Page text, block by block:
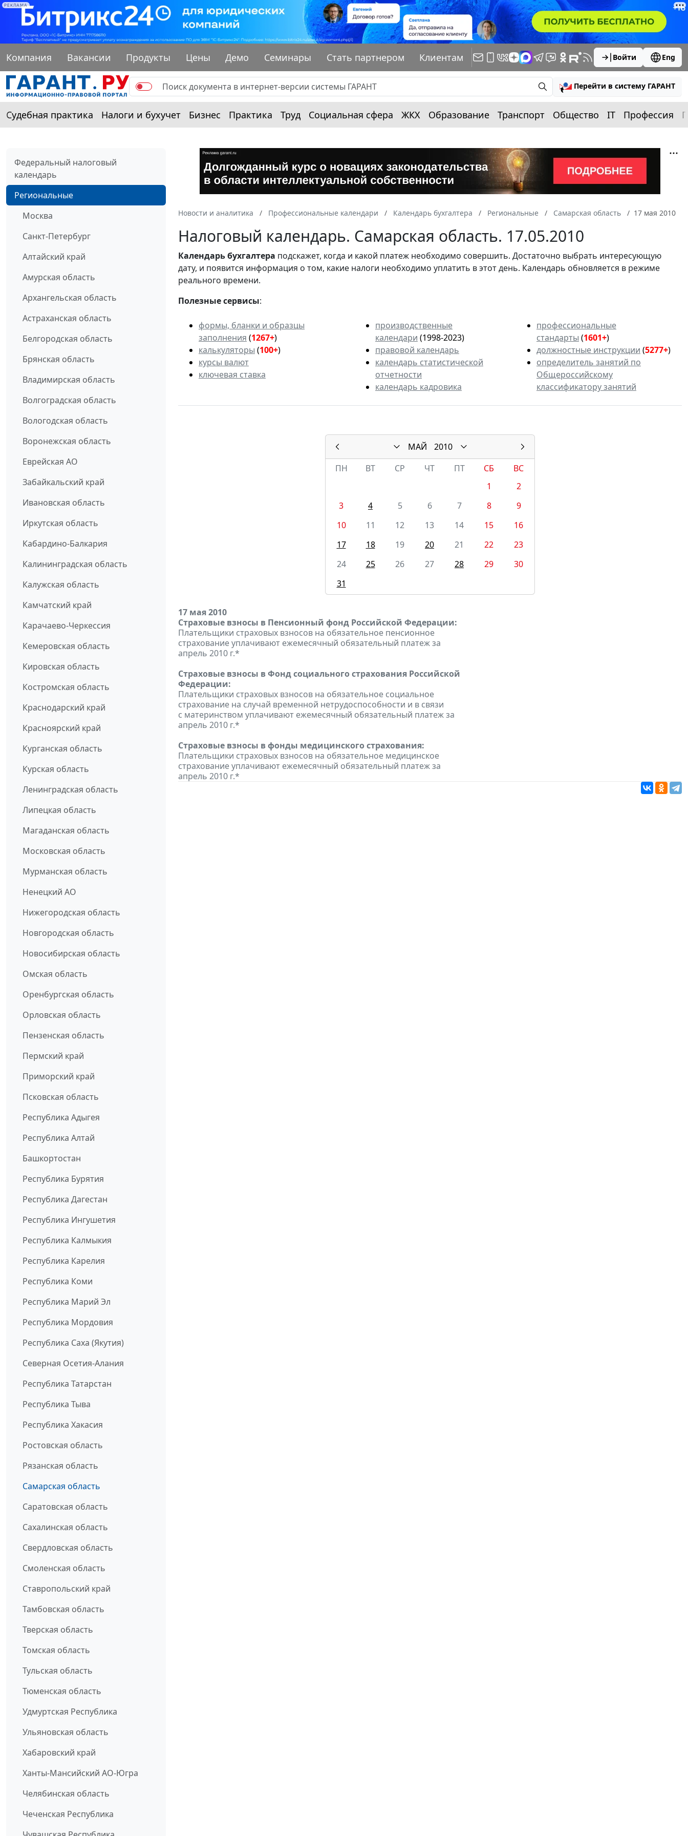
РЕКЛАМА
Компания Вакансии Продукты Цены Демо Семинары Стать партнером Клиентам Войти Eng
Перейти в систему ГАРАНТ
Судебная практика Налоги и бухучет Бизнес Практика Труд Социальная сфера ЖКХ Образование Транспорт Общество IT Профессия
Федеральный налоговый
календарь
Региональные
Москва
Санкт-Петербург
Алтайский край
Амурская область
Архангельская область
Астраханская область
Белгородская область
Брянская область
Владимирская область
Волгоградская область
Вологодская область
Воронежская область
Еврейская АО
Забайкальский край
Ивановская область
Иркутская область
Кабардино-Балкария
Калининградская область
Калужская область
Камчатский край
Карачаево-Черкессия
Кемеровская область
Кировская область
Костромская область
Краснодарский край
Красноярский край
Курганская область
Курская область
Ленинградская область
Липецкая область
Магаданская область
Московская область
Мурманская область
Ненецкий АО
Нижегородская область
Новгородская область
Новосибирская область
Омская область
Оренбургская область
Орловская область
Пензенская область
Пермский край
Приморский край
Псковская область
Республика Адыгея
Республика Алтай
Башкортостан
Республика Бурятия
Республика Дагестан
Республика Ингушетия
Республика Калмыкия
Республика Карелия
Республика Коми
Республика Марий Эл
Республика Мордовия
Республика Саха (Якутия)
Северная Осетия-Алания
Республика Татарстан
Республика Тыва
Республика Хакасия
Ростовская область
Рязанская область
Самарская область
Саратовская область
Сахалинская область
Свердловская область
Смоленская область
Ставропольский край
Тамбовская область
Тверская область
Томская область
Тульская область
Тюменская область
Удмуртская Республика
Ульяновская область
Хабаровский край
Ханты-Мансийский АО-Югра
Челябинская область
Чеченская Республика
Новости и аналитика Профессиональные календари Календарь бухгалтера Региональные Самарская область 17 мая 2010
Налоговый календарь. Самарская область. 17.05.2010
Календарьбухгалтера подскажет, когда и какой платеж необходимо совершить. Достаточно выбрать интересующую
дату, и появится информация о том, какие налоги необходимо уплатить в этот день. Календарь обновляется в режиме
реального времени.
Полезные сервисы:
формы, бланки и образцы
заполнения (1267+)
калькуляторы (100+)
курсы валют
ключевая ставка
производственные
календари (1998-2023)
правовой календарь
календарь статистической
отчетности
календарь кадровика
профессиональные
стандарты (1601+)
должностные инструкции (5277+)
определитель занятий по
Общероссийскому
классификатору занятий
МАЙ
2010
ПН
ВТ СР ЧТ ПТ СБ
ВС
1
2
3
4 5 6 7 8
9
10
11 12 13 14 15
16
17
18 19 20 21 22
23
24
25 26 27 28 29
30
31
17 мая 2010
Страховые взносы в Пенсионный фонд Российской Федерации:
Плательщики страховых взносов на обязательное пенсионное
страхование уплачивают ежемесячный обязательный платеж за
апрель 2010 г.*
Страховые взносы в Фонд социального страхования Российской
Федерации:
Плательщики страховых взносов на обязательное социальное
страхование на случай временной нетрудоспособности и в связи
с материнством уплачивают ежемесячный обязательный платеж за
апрель 2010 г.*
Страховые взносы в фонды медицинского страхования:
Плательщики страховых взносов на обязательное медицинское
страхование уплачивают ежемесячный обязательный платеж за
апрель 2010 г.*